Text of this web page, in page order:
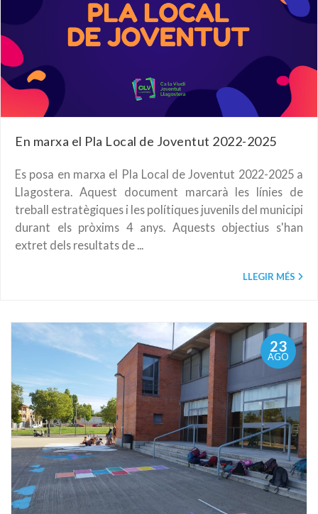
En marxa el Pla Local de Joventut 2022-2025
Es posa en marxa el Pla Local de Joventut 2022-2025 a
Llagostera. Aquest document marcarà les línies de
treball estratègiques i les polítiques juvenils del municipi
durant els pròxims 4 anys. Aquests objectius s'han
extret dels resultats de ...
LLEGIR MÉS
23
AGO